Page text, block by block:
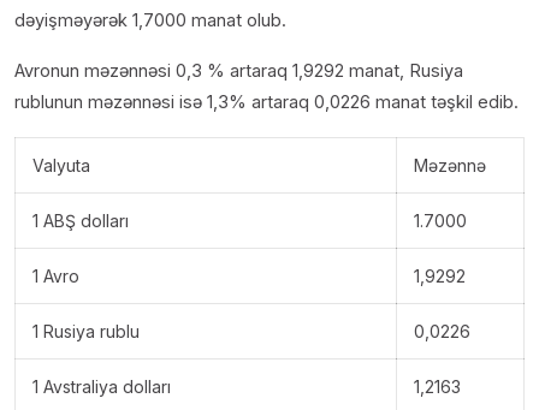
dəyişməyərək 1,7000 manat olub.
Avronun məzənnəsi 0,3 % artaraq 1,9292 manat, Rusiya
rublunun məzənnəsi isə 1,3% artaraq 0,0226 manat təşkil edib.
Valyuta Məzənnə
1 ABŞ dolları 1.7000
1 Avro 1,9292
1 Rusiya rublu 0,0226
1 Avstraliya dolları 1,2163